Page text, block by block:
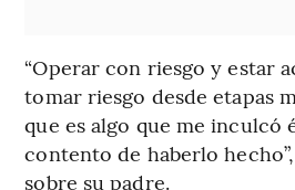
“Operar con riesgo y estar
tomar riesgo desde etapas
que es algo que me inculcó
contento de haberlo
sobre su padre.